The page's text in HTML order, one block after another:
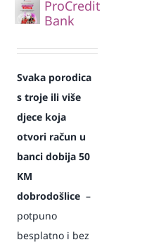
ProCredit
Bank
Svaka porodica
s troje ili više
djece koja
otvori račun u
banci dobija 50
KM
dobrodošlice –
potpuno
besplatno i bez